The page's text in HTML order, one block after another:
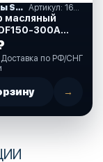
Фильтры SUZUKI Артикул: 1651096J00_OM
масляный
300A
Доставка по РФ/СНГ
→